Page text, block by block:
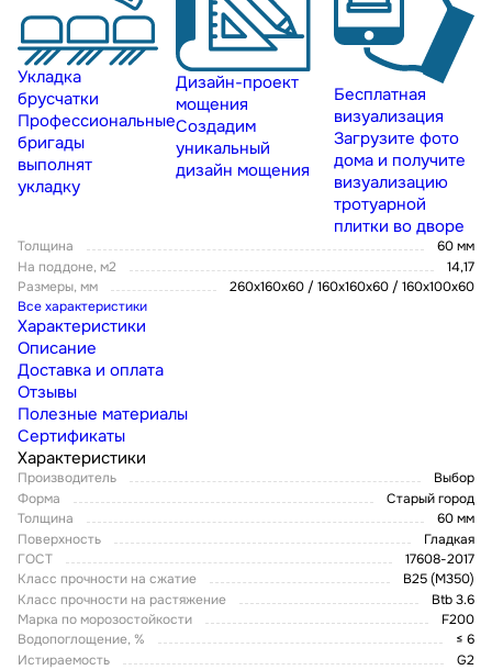
Укладка
брусчатки
Профессиональные
бригады
выполнят
укладку
Дизайн-проект
мощения
Создадим
уникальный
дизайн мощения
Бесплатная
визуализация
Загрузите фото
дома и получите
визуализацию
тротуарной
плитки во дворе
Толщина
60 мм
На поддоне, м2
14,17
Размеры, мм
260х160х60 / 160х160х60 / 160х100х60
Все характеристики
Характеристики
Описание
Доставка и оплата
Отзывы
Полезные материалы
Сертификаты
Характеристики
Производитель
Выбор
Форма
Старый город
Толщина
60 мм
Поверхность
Гладкая
ГОСТ
17608-2017
Класс прочности на сжатие
В25 (М350)
Класс прочности на растяжение
Btb 3.6
Марка по морозостойкости
F200
Водопоглощение, %
≤ 6
Истираемость
G2